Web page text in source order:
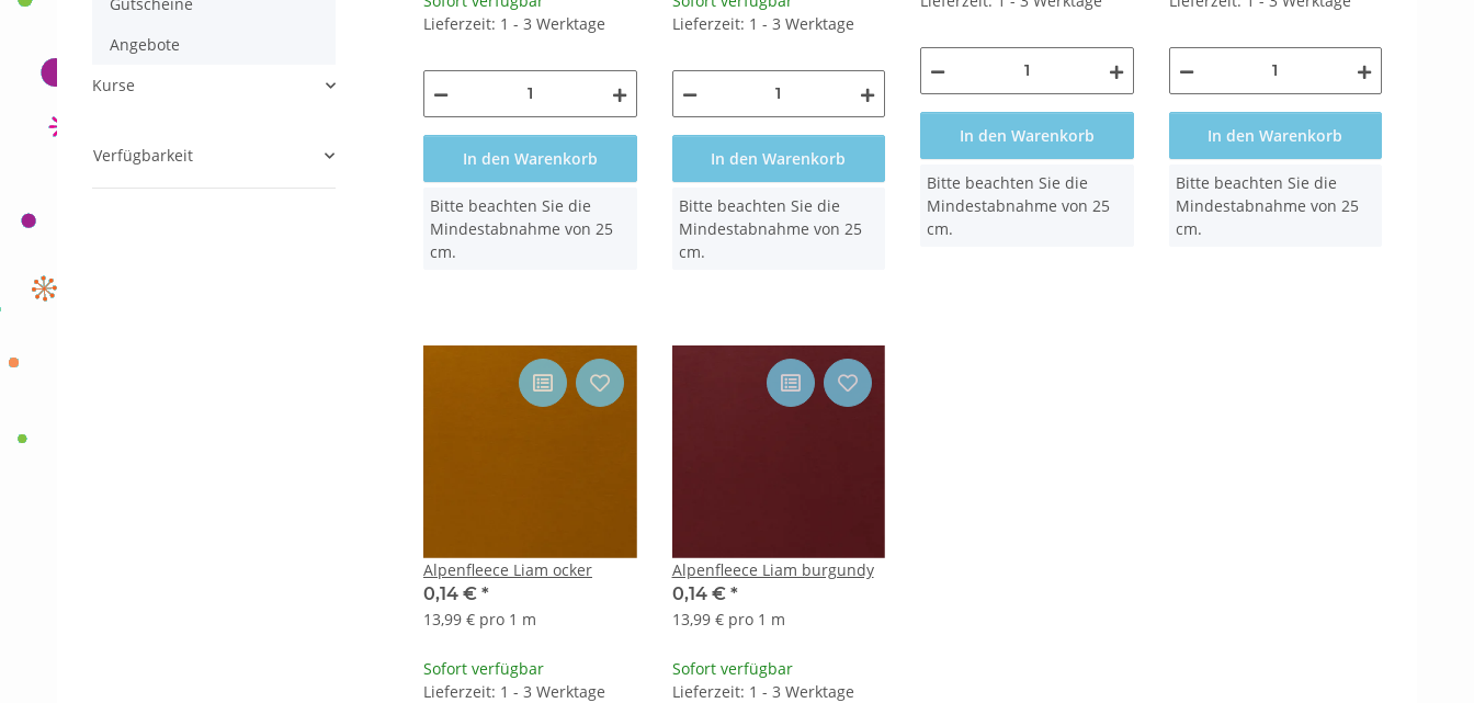
Lieferzeit: 1 - 3 Werktage
In den Warenkorb
x
Bitte beachten Sie die
Mindestabnahme von 25
cm.
Lieferzeit: 1 - 3 Werktage
In den Warenkorb
x
Bitte beachten Sie die
Mindestabnahme von 25
cm.
In den Warenkorb
x
Bitte beachten Sie die
Mindestabnahme von 25
cm.
In den Warenkorb
x
Bitte beachten Sie die
Mindestabnahme von 25
cm.
Alpenfleece Liam ocker
0,14 € *
13,99 € pro 1 m
Sofort verfügbar
Lieferzeit: 1 - 3 Werktage
Alpenfleece Liam burgundy
0,14 € *
13,99 € pro 1 m
Sofort verfügbar
Lieferzeit: 1 - 3 Werktage
Angebote
Kurse
Verfügbarkeit